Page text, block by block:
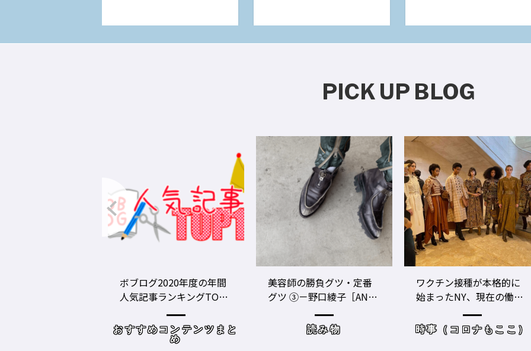
PICK UP BLOG
美容師の勝負グツ・定番
グツ ③－野口綾子［AND
THE BRICKS（アンドザブ
リックス）／神奈川県鎌
倉市］の場合－
読み物
ワクチン接種が本格的に
始まったNY、現在の働き
方＆街の様子
時事（コロナもここ）
美容師のビジネスパフォ
ーマンスをあげる！ ト
レーニングジムに潜入
サロンワーク・売り上